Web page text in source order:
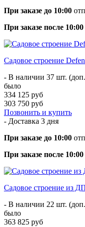
При заказе до 10:00
При заказе после 10:00
Садовое строение
- В наличии 37 шт.
было
334 125 руб
303 750 руб
Позвонить и купить
- Доставка 3 дня
При заказе до 10:00
При заказе после 10:00
Садовое строение из
- В наличии 22 шт.
было
363 825 руб